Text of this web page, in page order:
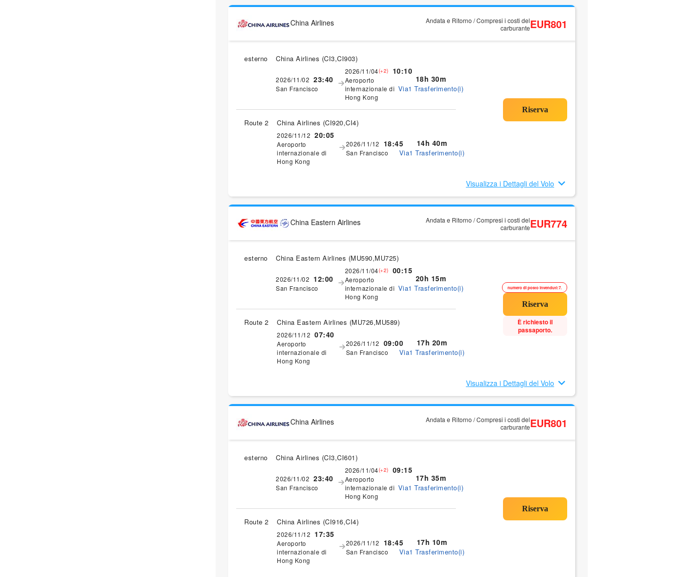
China Airlines
Andata e Ritorno / Compresi i costi del
carburanteEUR801
esterno China Airlines (CI3,CI903)
2026/11/02 23:40
San Francisco
2026/11/04(+2) 10:10
Aeroporto
internazionale di
Hong Kong
18h 30m
Via1 Trasferimento(i)
Route 2 China Airlines (CI920,CI4)
2026/11/12 20:05
Aeroporto
internazionale di
Hong Kong
2026/11/12 18:45
San Francisco
14h 40m
Via1 Trasferimento(i)
Visualizza i Dettagli del Volo
China Eastern Airlines
Andata e Ritorno / Compresi i costi del
carburanteEUR774
esterno China Eastern Airlines (MU590,MU725)
2026/11/02 12:00
San Francisco
2026/11/04(+2) 00:15
Aeroporto
internazionale di
Hong Kong
20h 15m
Via1 Trasferimento(i)
Route 2 China Eastern Airlines (MU726,MU589)
2026/11/12 07:40
Aeroporto
internazionale di
Hong Kong
2026/11/12 09:00
San Francisco
17h 20m
Via1 Trasferimento(i)
numero di posto invenduti:7.
È richiesto il
passaporto.
Visualizza i Dettagli del Volo
China Airlines
Andata e Ritorno / Compresi i costi del
carburanteEUR801
esterno China Airlines (CI3,CI601)
2026/11/02 23:40
San Francisco
2026/11/04(+2) 09:15
Aeroporto
internazionale di
Hong Kong
17h 35m
Via1 Trasferimento(i)
Route 2 China Airlines (CI916,CI4)
2026/11/12 17:35
Aeroporto
internazionale di
Hong Kong
2026/11/12 18:45
San Francisco
17h 10m
Via1 Trasferimento(i)